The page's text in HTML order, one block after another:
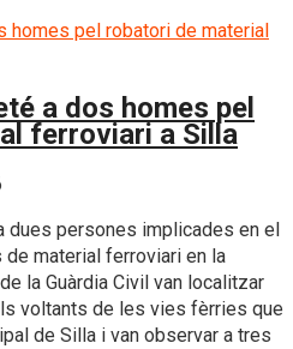
a dos homes pel
ferroviari a Silla
dues persones implicades en el
material ferroviari en la
la Guàrdia Civil van localitzar
voltants de les vies fèrries que
de Silla i van observar a tres